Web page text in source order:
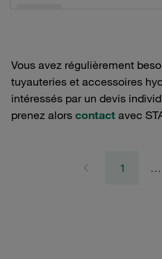
Vous avez régulièrement
tuyauteries et accessoires
intéressés par un devis
prenez alors contact avec
1 …